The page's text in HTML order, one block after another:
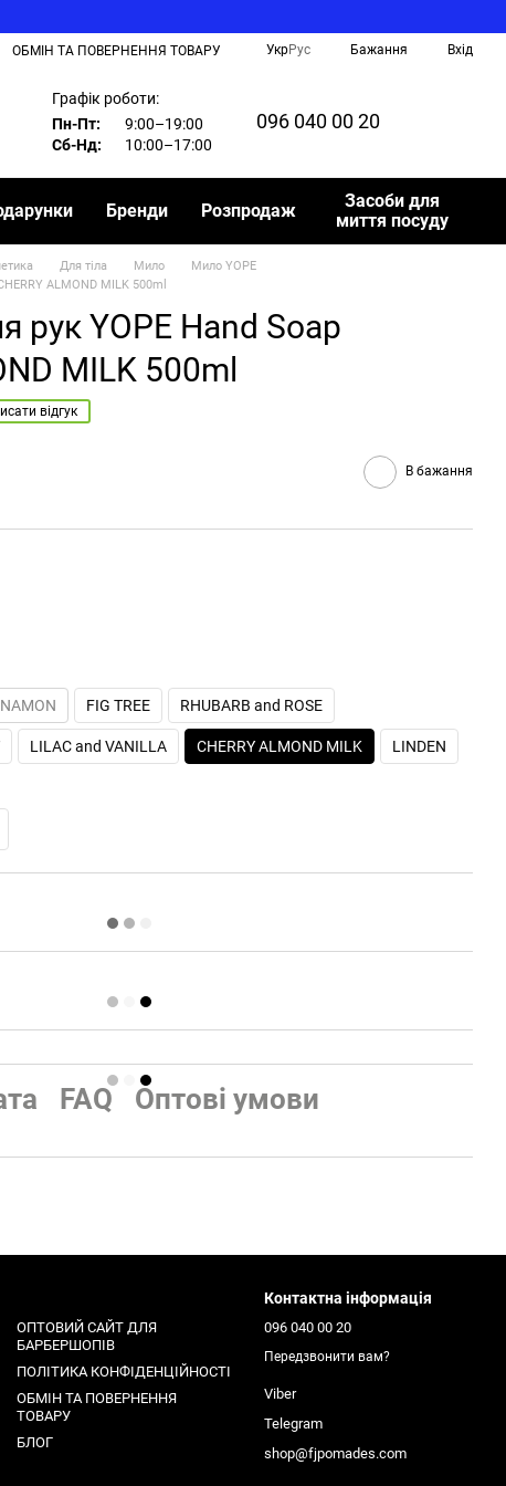
ОБМІН ТА ПОВЕРНЕННЯ ТОВАРУ
УкрРус Бажання Вхід
Графік роботи:
Пн-Пт:
9:00–19:00
Сб-Нд:
10:00–17:00
096 040 00 20
Бренди Розпродаж
Засоби для
миття посуду
Для тіла Мило
Мило YOPE
ALMOND MILK 500ml
рук YOPE Hand Soap
MILK 500ml
відгук
В бажання
FIG TREE RHUBARB and ROSE
LILAC and VANILLA CHERRY ALMOND MILK LINDEN
FAQ Оптові умови
ОПТОВИЙ САЙТ ДЛЯ
БАРБЕРШОПІВ
ПОЛІТИКА КОНФІДЕНЦІЙНОСТІ
ОБМІН ТА ПОВЕРНЕННЯ
ТОВАРУ
БЛОГ
Контактна інформація
096 040 00 20
Передзвонити вам?
Viber
Telegram
shop@fjpomades.com